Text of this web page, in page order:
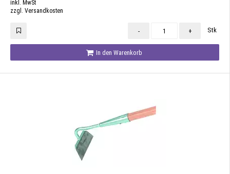
inkl. MwSt
zzgl. Versandkosten
- + Stk
In den Warenkorb